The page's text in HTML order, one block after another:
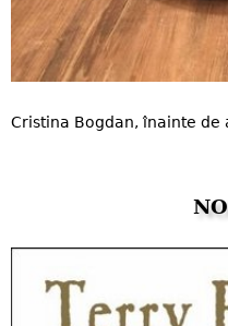
Cristina Bogdan, înainte de